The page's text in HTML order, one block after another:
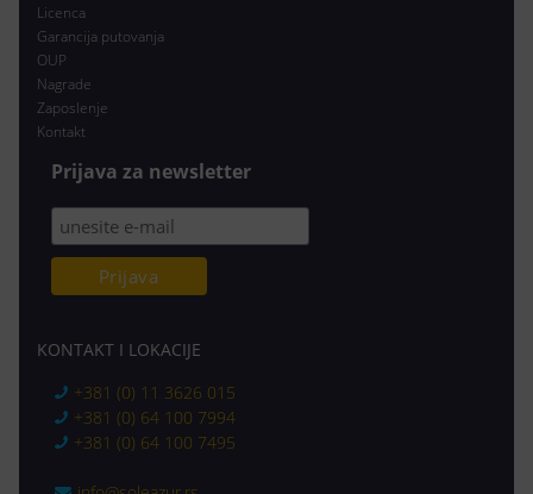
Licenca
Garancija putovanja
OUP
Nagrade
Zaposlenje
Kontakt
Prijava za newsletter
KONTAKT I LOKACIJE
+381 (0) 11 3626 015
+381 (0) 64 100 7994
+381 (0) 64 100 7495